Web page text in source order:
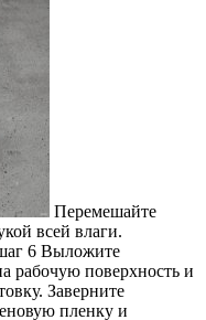
Перемешайте
всей влаги.
Выложите
рабочую поверхность и
Заверните
пленку и